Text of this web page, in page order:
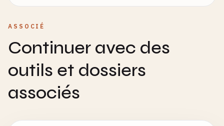
ASSOCIÉ
Continuer avec des
outils et dossiers
associés